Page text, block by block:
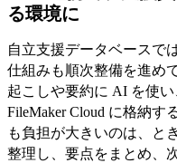
る環境に
自立支援データベースで
仕組みも順次整備を進め
起こしや要約に AI を使い
FileMaker Cloud に格納
も負担が大きいのは、と
整理し、要点をまとめ、